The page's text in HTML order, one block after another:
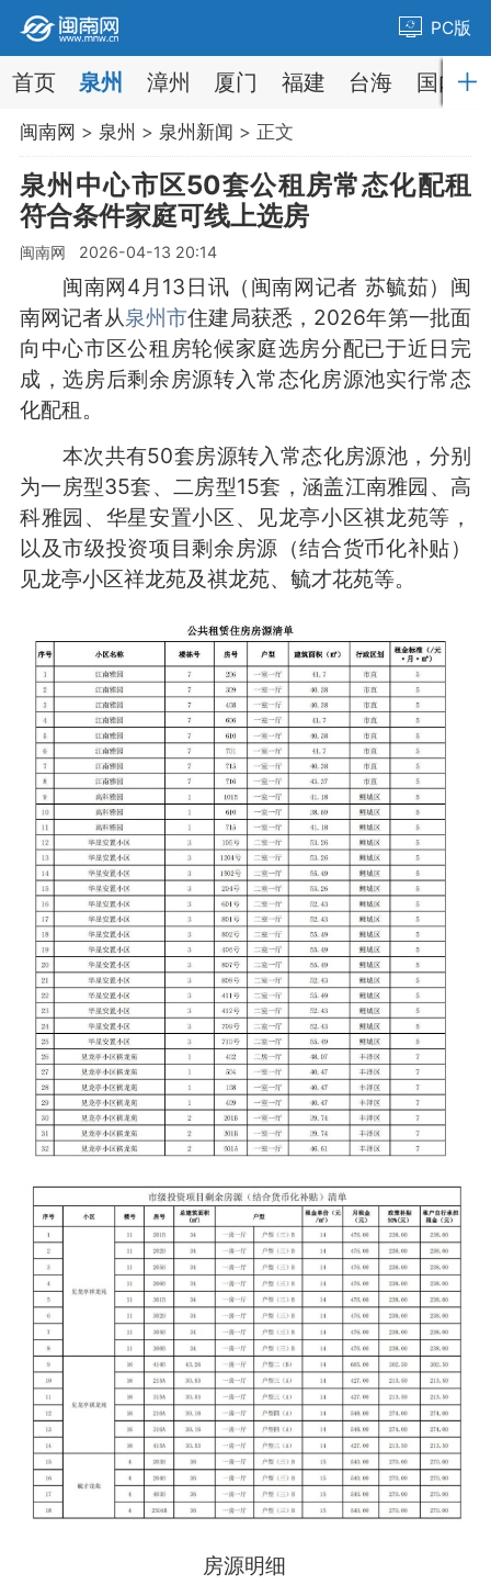
PC版
首页 泉州 漳州 厦门 福建 台海 国内
闽南网 > 泉州 > 泉州新闻 > 正文
泉州中心市区50套公租房常态化配租
符合条件家庭可线上选房
闽南网 2026-04-13 20:14
闽南网4月13日讯（闽南网记者 苏毓茹）闽
南网记者从泉州市住建局获悉，2026年第一批面
向中心市区公租房轮候家庭选房分配已于近日完
成，选房后剩余房源转入常态化房源池实行常态
化配租。
本次共有50套房源转入常态化房源池，分别
为一房型35套、二房型15套，涵盖江南雅园、高
科雅园、华星安置小区、见龙亭小区祺龙苑等，
以及市级投资项目剩余房源（结合货币化补贴）
见龙亭小区祥龙苑及祺龙苑、毓才花苑等。
房源明细